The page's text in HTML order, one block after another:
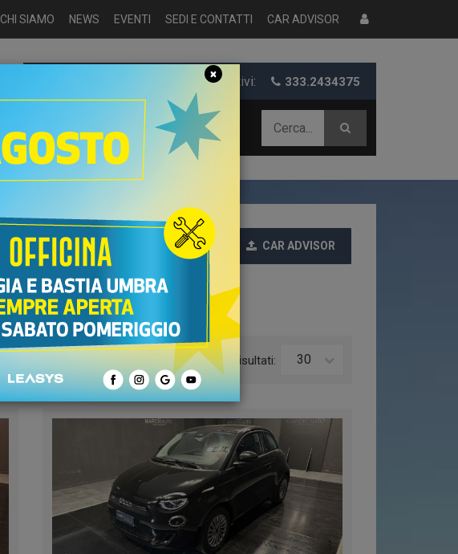
CHI SIAMO NEWS EVENTI SEDI E CONTATTI CAR ADVISOR
Chiamaci per informazioni e preventivi: 333.2434375
USATO AZIENDALE
CAR ADVISOR
Risultati: 30
×